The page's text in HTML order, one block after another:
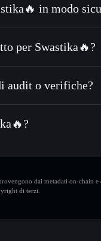
dollar-cost average su
卍🔥 senza
private
in modo
per Swastika🔥?
Swastika🔥
audit o verifiche?
dai metadati on-chain
di terzi.